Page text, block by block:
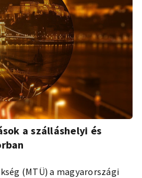
a szálláshelyi és
(MTÜ) a magyarországi